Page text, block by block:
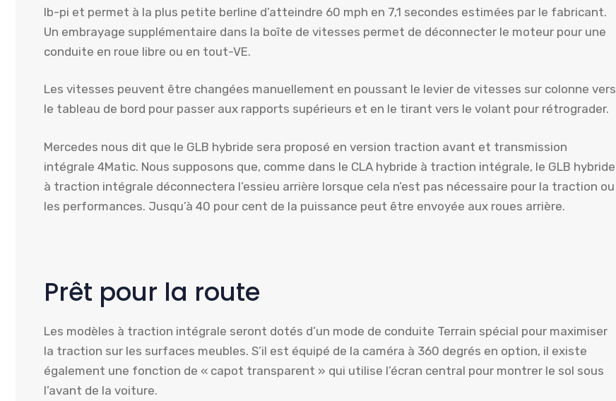
lb-pi et permet à la plus petite berline d’atteindre 60 mph en 7,1 secondes estimées par le fabricant.
Un embrayage supplémentaire dans la boîte de vitesses permet de déconnecter le moteur pour une
conduite en roue libre ou en tout-VE.
Les vitesses peuvent être changées manuellement en poussant le levier de vitesses sur colonne vers
le tableau de bord pour passer aux rapports supérieurs et en le tirant vers le volant pour rétrograder.
Mercedes nous dit que le GLB hybride sera proposé en version traction avant et transmission
intégrale 4Matic. Nous supposons que, comme dans le CLA hybride à traction intégrale, le GLB hybride
à traction intégrale déconnectera l’essieu arrière lorsque cela n’est pas nécessaire pour la traction ou
les performances. Jusqu’à 40 pour cent de la puissance peut être envoyée aux roues arrière.
Prêt pour la route
Les modèles à traction intégrale seront dotés d’un mode de conduite Terrain spécial pour maximiser
la traction sur les surfaces meubles. S’il est équipé de la caméra à 360 degrés en option, il existe
également une fonction de « capot transparent » qui utilise l’écran central pour montrer le sol sous
l’avant de la voiture.